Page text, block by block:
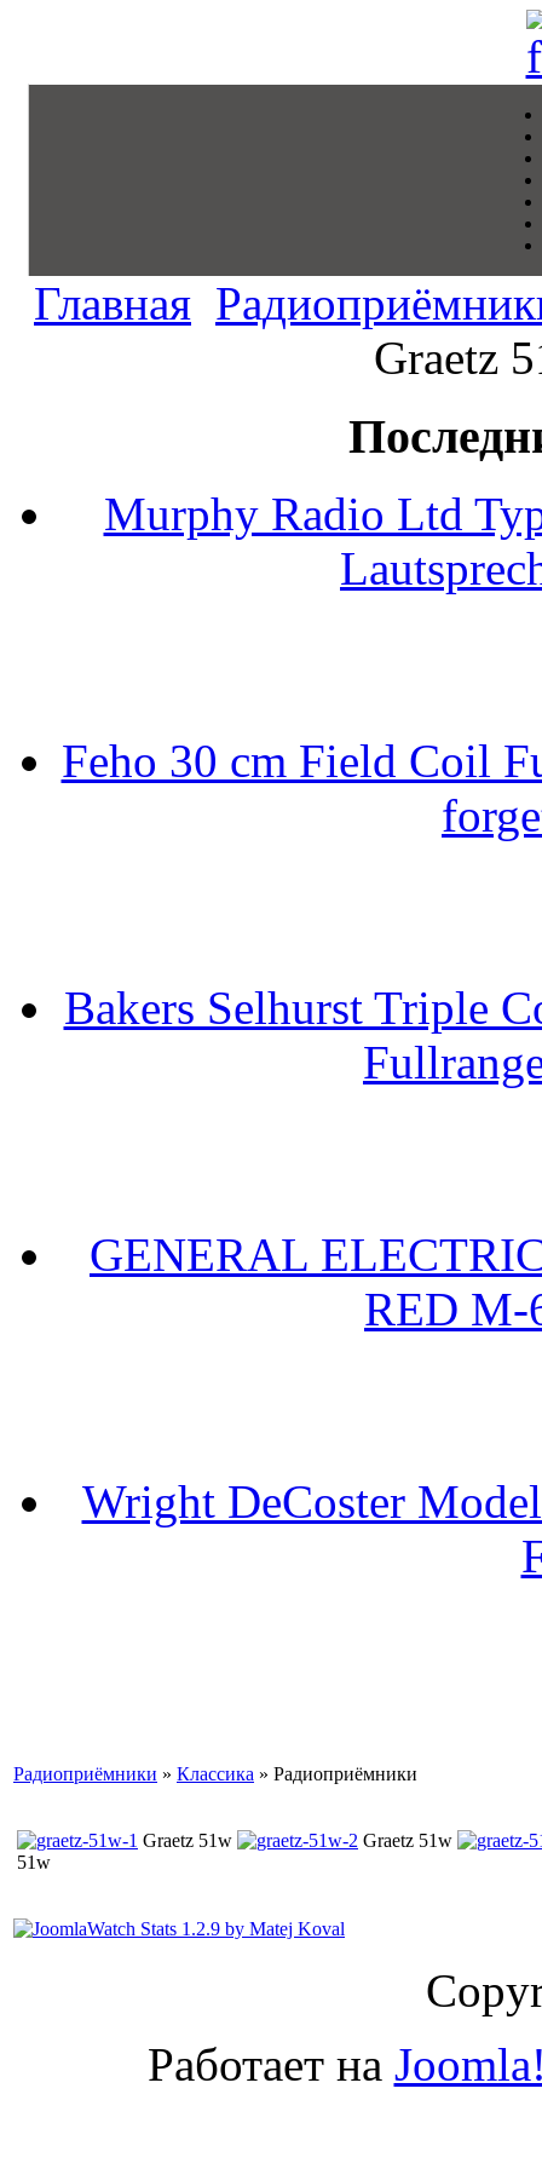
Главная
Graetz
Murphy Radio Ltd
Feho 30 cm Field Coil
Bakers Selhurst Triple
GENERAL
RED M-
Wright DeCoster
Радиоприёмники » Классика » Радиоприёмники
Graetz 51w
Graetz 51w
51w
Работает на